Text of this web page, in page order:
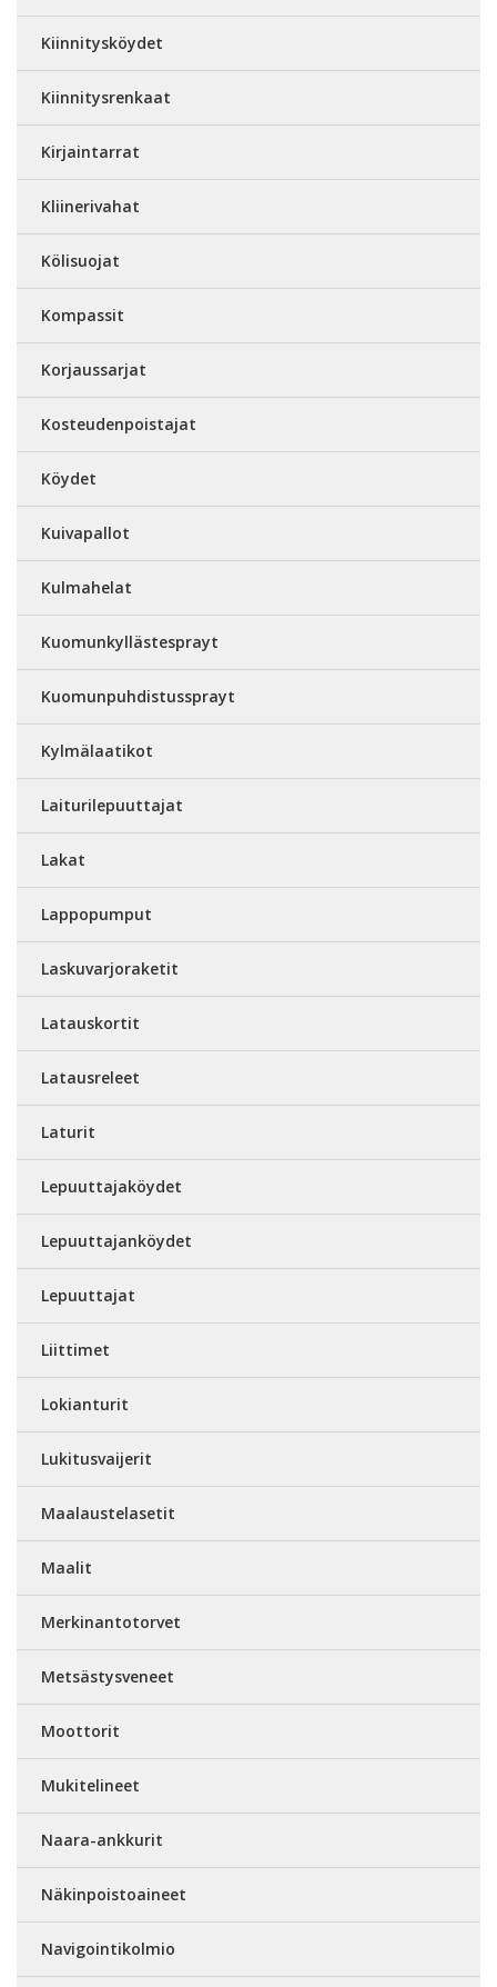
Kiinnitysköydet
Kiinnitysrenkaat
Kirjaintarrat
Kliinerivahat
Kölisuojat
Kompassit
Korjaussarjat
Kosteudenpoistajat
Köydet
Kuivapallot
Kulmahelat
Kuomunkyllästesprayt
Kuomunpuhdistussprayt
Kylmälaatikot
Laiturilepuuttajat
Lakat
Lappopumput
Laskuvarjoraketit
Latauskortit
Latausreleet
Laturit
Lepuuttajaköydet
Lepuuttajanköydet
Lepuuttajat
Liittimet
Lokianturit
Lukitusvaijerit
Maalaustelasetit
Maalit
Merkinantotorvet
Metsästysveneet
Moottorit
Mukitelineet
Naara-ankkurit
Näkinpoistoaineet
Navigointikolmio